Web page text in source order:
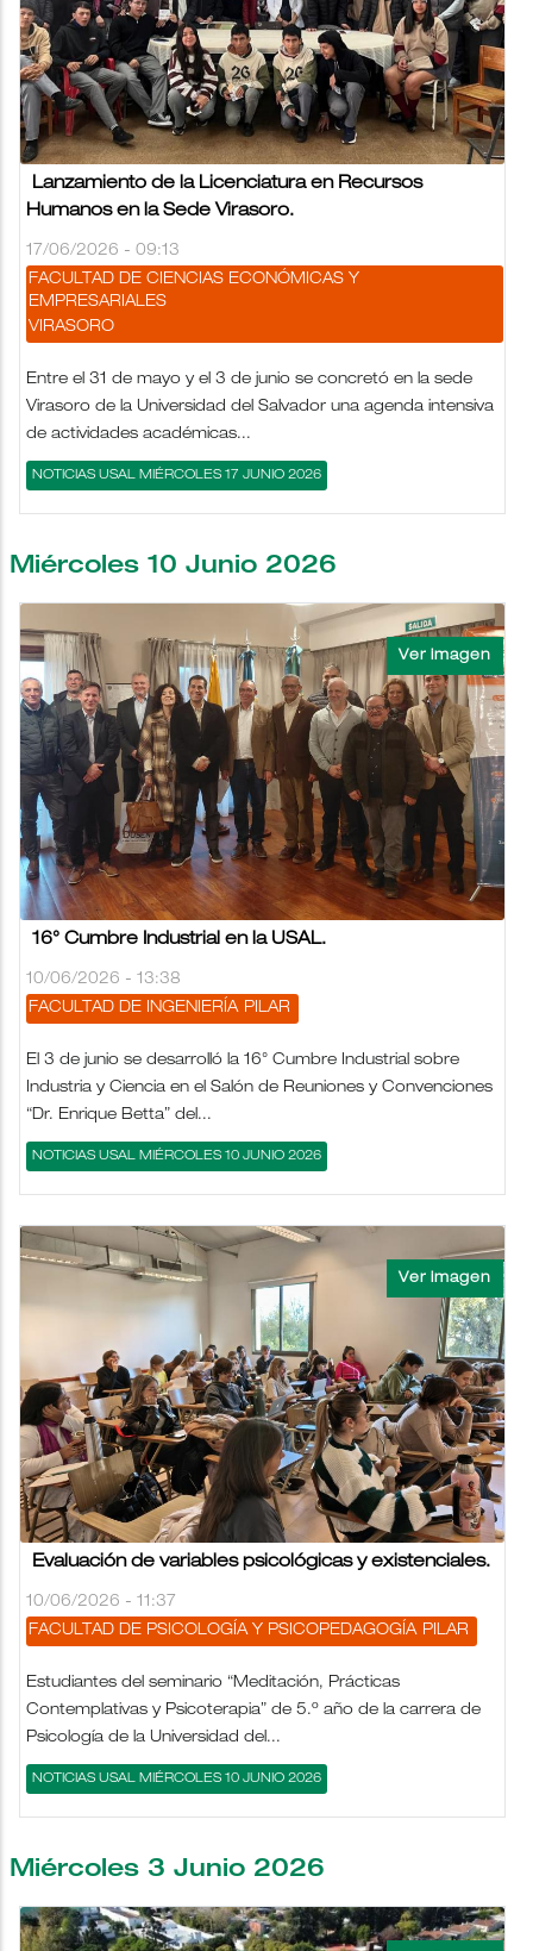
Lanzamiento de la Licenciatura en Recursos
Humanos en la Sede Virasoro.
17/06/2026 - 09:13
FACULTAD DE CIENCIAS ECONÓMICAS Y
EMPRESARIALES
VIRASORO
Entre el 31 de mayo y el 3 de junio se concretó en la sede
Virasoro de la Universidad del Salvador una agenda intensiva
de actividades académicas...
NOTICIAS USAL MIÉRCOLES 17 JUNIO 2026
Miércoles 10 Junio 2026
16° Cumbre Industrial en la USAL.
10/06/2026 - 13:38
FACULTAD DE INGENIERÍA PILAR
El 3 de junio se desarrolló la 16° Cumbre Industrial sobre
Industria y Ciencia en el Salón de Reuniones y Convenciones
“Dr. Enrique Betta” del...
NOTICIAS USAL MIÉRCOLES 10 JUNIO 2026
Evaluación de variables psicológicas y existenciales.
10/06/2026 - 11:37
FACULTAD DE PSICOLOGÍA Y PSICOPEDAGOGÍA PILAR
Estudiantes del seminario “Meditación, Prácticas
Contemplativas y Psicoterapia” de 5.º año de la carrera de
Psicología de la Universidad del...
NOTICIAS USAL MIÉRCOLES 10 JUNIO 2026
Miércoles 3 Junio 2026